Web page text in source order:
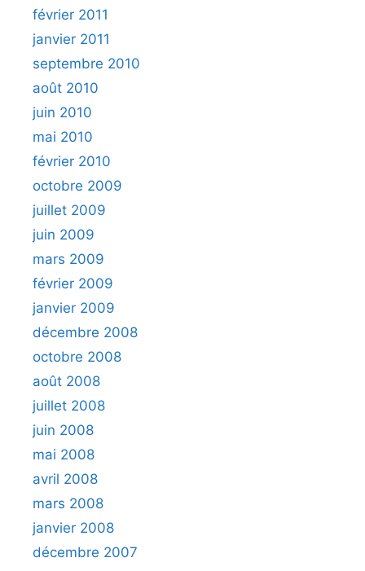
février 2011
janvier 2011
septembre 2010
août 2010
juin 2010
mai 2010
février 2010
octobre 2009
juillet 2009
juin 2009
mars 2009
février 2009
janvier 2009
décembre 2008
octobre 2008
août 2008
juillet 2008
juin 2008
mai 2008
avril 2008
mars 2008
janvier 2008
décembre 2007